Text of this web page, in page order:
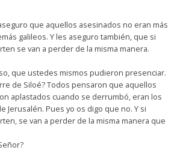
que aquellos asesinados no eran más
galileos. Y les aseguro también, que si
se van a perder de la misma manera.
que ustedes mismos pudieron presenciar.
de Siloé? Todos pensaron que aquellos
aplastados cuando se derrumbó, eran los
Jerusalén. Pues yo os digo que no. Y si
se van a perder de la misma manera que